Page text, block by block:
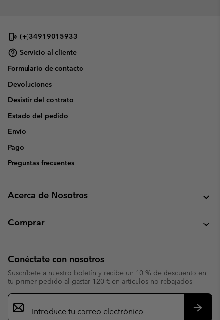
(+)34919015933
Servicio al cliente
Formulario de contacto
Devoluciones
Desistir del contrato
Estado del pedido
Envío
Pago
Preguntas frecuentes
Acerca de Nosotros
Comprar
Conéctate con nosotros
Suscríbete a nuestro boletín y recibe un 10 % de descuento en
tu primer pedido al gastar 120 € en artículos no rebajados.
Suscripción
de